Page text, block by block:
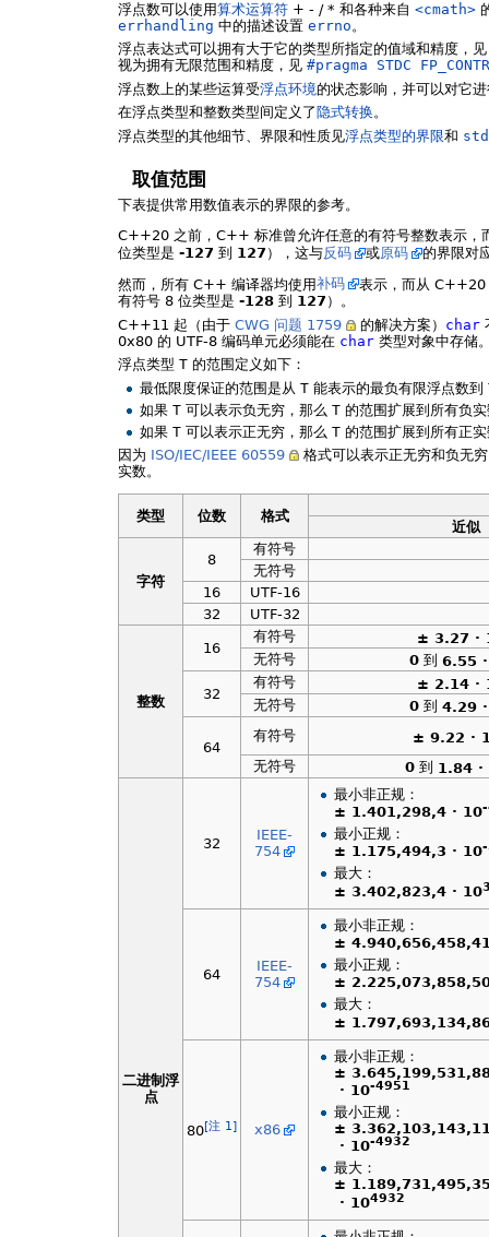
浮点数可以使用算术运算符 + - / * 和各种来自 <cmath>
errhandling 中的描述设置 errno。
浮点表达式可以拥有大于它的类型所指定的值域和精度，
视为拥有无限范围和精度，见 #pragma STDC
浮点数上的某些运算受浮点环境的状态影响，并可以对它
在浮点类型和整数类型间定义了 隐式转换。
浮点类型的其他细节、界限和性质见浮点类型的界限和
取值范围
下表提供常用数值表示的界限的参考。
C++20 之前，C++ 标准曾允许任意的有符号整数表示，
位类型是 -127 到 127 ），这与反码 或原码
的界限对
然而，所有 C++ 编译器均使用补码
表示，而从 C++20
有符号 8 位类型是 -128 到 127 ）。
C++11 起（由于 CWG 问题 1759 的解决方案） char
0x80 的 UTF-8 编码单元必须能在 char 类型对象中存储
浮点类型 T 的范围定义如下：
最低限度保证的范围是从T 能表示的最负有限浮点数到
如果T 可以表示负无穷，那么T 的范围扩展到所有负
如果T 可以表示正无穷，那么T 的范围扩展到所有正
因为 ISO/IEC/IEEE 60559
格式可以表示正无穷和负无
实数。
类型 位数 格式
近似
字符
8
有符号
无符号
16
UTF-16
32
UTF-32
整数
16
有符号
± 3.27 ·
无符号
0 到 6.55
32
有符号
± 2.14 ·
无符号
0 到 4.29
64
有符号
± 9.22 ·
无符号
0 到 1.84 ·
二进制浮
点
32
IEEE-
754
最小非正规：
± 1.401,298,4 · 10
最小正规：
± 1.175,494,3 · 10
最大：
± 3.402,823,4 · 10
64
IEEE-
754
最小非正规：
±
最小正规：
±
最大：
±
80[注 1] x86
最小非正规：
±
· 10-4951
最小正规：
±
· 10-4932
最大：
±
· 104932